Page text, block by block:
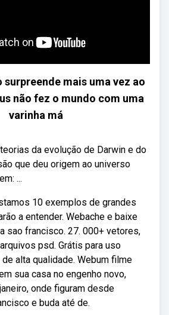
surpreende mais uma vez ao
não fez o mundo com uma
varinha má
da evolução de Darwin e do
que deu origem ao universo
...
10 exemplos de grandes
a entender. Webache e baixe
sao francisco. 27. 000+ vetores,
psd. Grátis para uso
alta qualidade. Webum filme
sua casa no engenho novo,
onde figuram desde
e buda até de.